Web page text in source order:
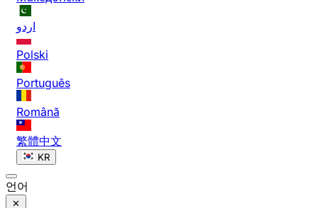
اردو
Polski
Português
Română
繁體中文
KR
언어